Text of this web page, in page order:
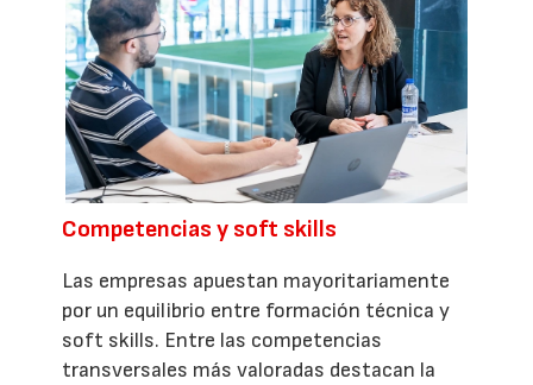
Competencias y soft skills
Las empresas apuestan mayoritariamente
por un equilibrio entre formación técnica y
soft skills. Entre las competencias
transversales más valoradas destacan la